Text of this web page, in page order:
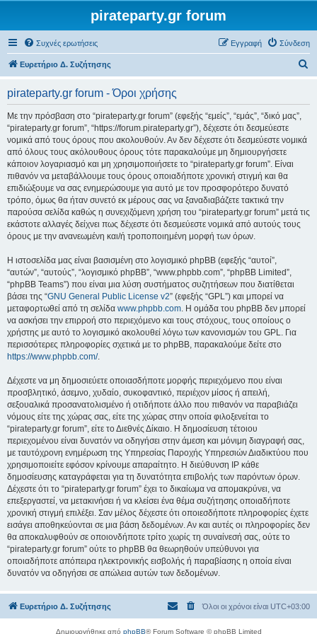
pirateparty.gr forum
Συχνές ερωτήσεις Σύνδεση
Εγγραφή
Ευρετήριο Δ. Συζήτησης
pirateparty.gr forum - Όροι χρήσης
Με την πρόσβαση στο “pirateparty.gr forum” (εφεξής “εμείς”, “εμάς”, “δικό μας”,
“pirateparty.gr forum”, “https://forum.pirateparty.gr”), δέχεστε ότι δεσμεύεστε
νομικά από τους όρους που ακολουθούν. Αν δεν δέχεστε ότι δεσμεύεστε νομικά
από όλους τους ακόλουθους όρους τότε παρακαλούμε μη δημιουργήσετε
κάποιον λογαριασμό και μη χρησιμοποιήσετε το “pirateparty.gr forum”. Είναι
πιθανόν να μεταβάλλουμε τους όρους οποιαδήποτε χρονική στιγμή και θα
επιδιώξουμε να σας ενημερώσουμε για αυτό με τον προσφορότερο δυνατό
τρόπο, όμως θα ήταν συνετό εκ μέρους σας να ξαναδιαβάζετε τακτικά την
παρούσα σελίδα καθώς η συνεχιζόμενη χρήση του “pirateparty.gr forum” μετά τις
εκάστοτε αλλαγές δείχνει πως δέχεστε ότι δεσμεύεστε νομικά από αυτούς τους
όρους με την ανανεωμένη και/ή τροποποιημένη μορφή των όρων.
Η ιστοσελίδα μας είναι βασισμένη στο λογισμικό phpBB (εφεξής “αυτοί”,
“αυτών”, “αυτούς”, “λογισμικό phpBB”, “www.phpbb.com”, “phpBB Limited”,
“phpBB Teams”) που είναι μια λύση συστήματος συζητήσεων που διατίθεται
βάσει της “GNU General Public License v2” (εφεξής “GPL”) και μπορεί να
μεταφορτωθεί από τη σελίδα www.phpbb.com. Η ομάδα του phpBB δεν μπορεί
να ασκήσει την επιρροή στο περιεχόμενο και τους στόχους, τους οποίους ο
χρήστης με αυτό το λογισμικό ακολουθεί λόγω των κανονισμών του GPL. Για
περισσότερες πληροφορίες σχετικά με το phpBB, παρακαλούμε δείτε στο
https://www.phpbb.com/.
Δέχεστε να μη δημοσιεύετε οποιασδήποτε μορφής περιεχόμενο που είναι
προσβλητικό, άσεμνο, χυδαίο, συκοφαντικό, περιέχον μίσος ή απειλή,
σεξουαλικά προσανατολισμένο ή οτιδήποτε άλλο που πιθανόν να παραβιάζει
νόμους είτε της χώρας σας, είτε της χώρας στην οποία φιλοξενείται το
“pirateparty.gr forum”, είτε το Διεθνές Δίκαιο. Η δημοσίευση τέτοιου
περιεχομένου είναι δυνατόν να οδηγήσει στην άμεση και μόνιμη διαγραφή σας,
με ταυτόχρονη ενημέρωση της Υπηρεσίας Παροχής Υπηρεσιών Διαδικτύου που
χρησιμοποιείτε εφόσον κρίνουμε απαραίτητο. Η διεύθυνση IP κάθε
δημοσίευσης καταγράφεται για τη δυνατότητα επιβολής των παρόντων όρων.
Δέχεστε ότι το “pirateparty.gr forum” έχει το δικαίωμα να απομακρύνει, να
επεξεργαστεί, να μετακινήσει ή να κλείσει ένα θέμα συζήτησης οποιαδήποτε
χρονική στιγμή επιλέξει. Σαν μέλος δέχεστε ότι οποιεσδήποτε πληροφορίες έχετε
εισάγει αποθηκεύονται σε μια βάση δεδομένων. Αν και αυτές οι πληροφορίες δεν
θα αποκαλυφθούν σε οποιονδήποτε τρίτο χωρίς τη συναίνεσή σας, ούτε το
“pirateparty.gr forum” ούτε το phpBB θα θεωρηθούν υπεύθυνοι για
οποιαδήποτε απόπειρα ηλεκτρονικής εισβολής ή παραβίασης η οποία είναι
δυνατόν να οδηγήσει σε απώλεια αυτών των δεδομένων.
Ευρετήριο Δ. Συζήτησης Όλοι οι χρόνοι είναι UTC+03:00
Δημιουργήθηκε από phpBB® Forum Software © phpBB Limited